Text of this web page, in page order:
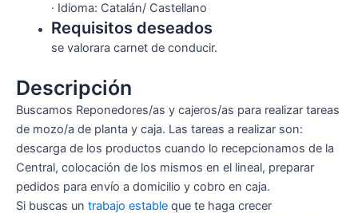
· Idioma: Catalán/ Castellano
Requisitos deseados
se valorara carnet de conducir.
Descripción
Buscamos Reponedores/as y cajeros/as para realizar tareas
de mozo/a de planta y caja. Las tareas a realizar son:
descarga de los productos cuando lo recepcionamos de la
Central, colocación de los mismos en el lineal, preparar
pedidos para envío a domicilio y cobro en caja.
Si buscas un trabajo estable que te haga crecer